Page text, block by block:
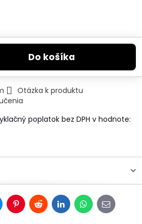
Do košíka
Otázka k produktu
poplatok bez DPH v hodnote:
PinterestRedditLinkedInWhatsApp
E-
mail